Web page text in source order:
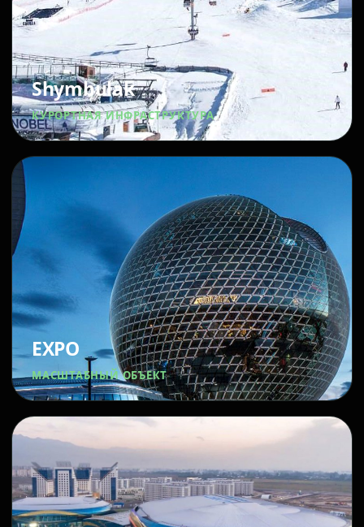
Shymbulak
КУРОРТНАЯ ИНФРАСТРУКТУРА
EXPO
МАСШТАБНЫЙ ОБЪЕКТ